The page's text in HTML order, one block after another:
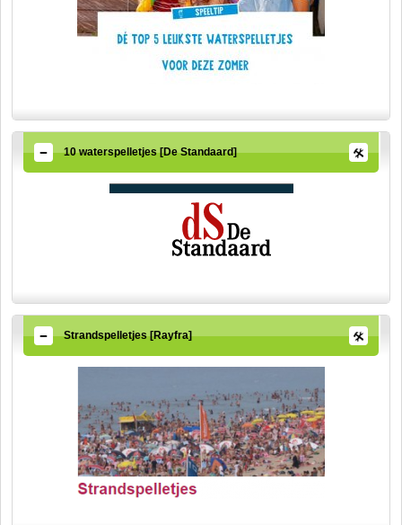
10 waterspelletjes [De Standaard]
Strandspelletjes [Rayfra]